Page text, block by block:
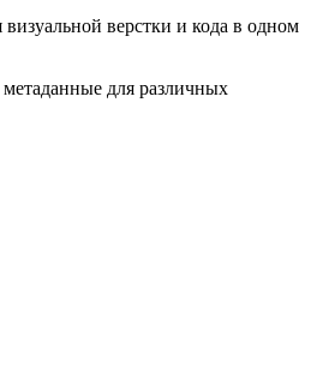
верстки и кода в одном
для различных